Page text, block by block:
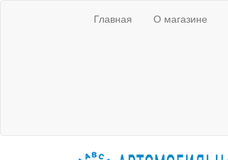
Главная О магазине